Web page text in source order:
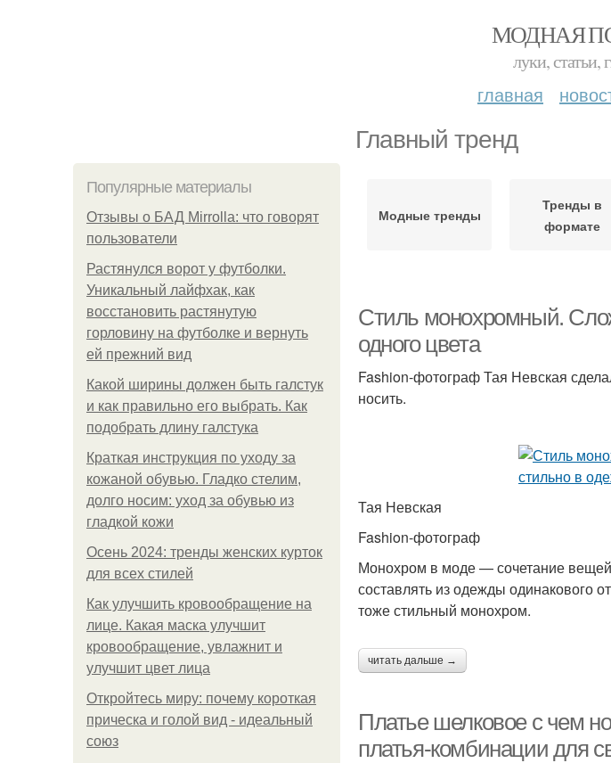
МОДНАЯ
луки, статьи,
главная
Главный тренд
Популярные материалы
Отзывы о БАД Mirrolla: что говорят
пользователи
Растянулся ворот у футболки.
Уникальный лайфхак, как
восстановить растянутую
горловину на футболке и вернуть
ей прежний вид
Какой ширины должен быть галстук
и как правильно его выбрать. Как
подобрать длину галстука
Краткая инструкция по уходу за
кожаной обувью. Гладко стелим,
долго носим: уход за обувью из
гладкой кожи
Осень 2024: тренды женских курток
для всех стилей
Как улучшить кровообращение на
лице. Какая маска улучшит
кровообращение, увлажнит и
улучшит цвет лица
Откройтесь миру: почему короткая
прическа и голой вид - идеальный
союз
Модные тренды
Тренды в
формате
Стиль монохромный.
одного цвета
Fashion-фотограф Тая Невская
носить.
Тая Невская
Fashion-фотограф
Монохром в моде — сочетание вещей
составлять из одежды одинакового
тоже стильный монохром.
читать дальше →
Платье шелковое с чем
платья-комбинации для